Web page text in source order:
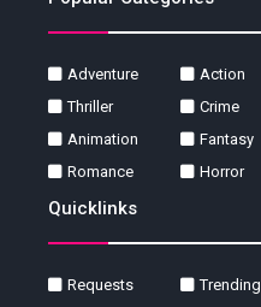
Adventure
Action
Thriller
Crime
Animation
Fantasy
Romance
Horror
Quicklinks
Requests
Trending